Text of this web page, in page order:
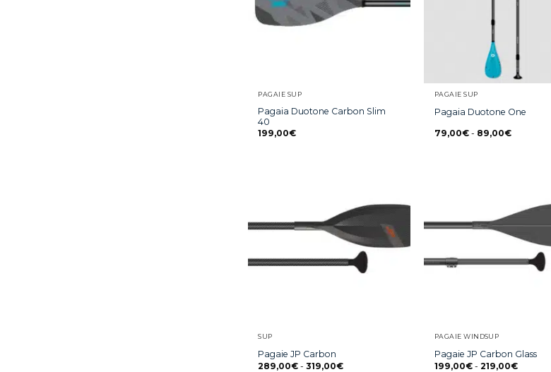
PAGAIE SUP
Pagaia Duotone Carbon Slim
40
199,00€
PAGAIE SUP
Pagaia Duotone One
79,00€ - 89,00€
SUP
Pagaie JP Carbon
289,00€ - 319,00€
PAGAIE WINDSUP
Pagaie JP Carbon Glass
199,00€ - 219,00€